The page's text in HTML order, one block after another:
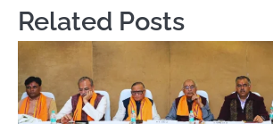
Related Posts